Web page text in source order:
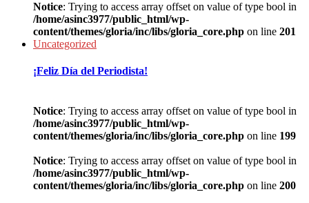
Notice: Trying to access array offset on value of type bool in
/home/asinc3977/public_html/wp-
content/themes/gloria/inc/libs/gloria_core.php on line 201
Uncategorized
¡Feliz Día del Periodista!
Notice: Trying to access array offset on value of type bool in
/home/asinc3977/public_html/wp-
content/themes/gloria/inc/libs/gloria_core.php on line 199
Notice: Trying to access array offset on value of type bool in
/home/asinc3977/public_html/wp-
content/themes/gloria/inc/libs/gloria_core.php on line 200